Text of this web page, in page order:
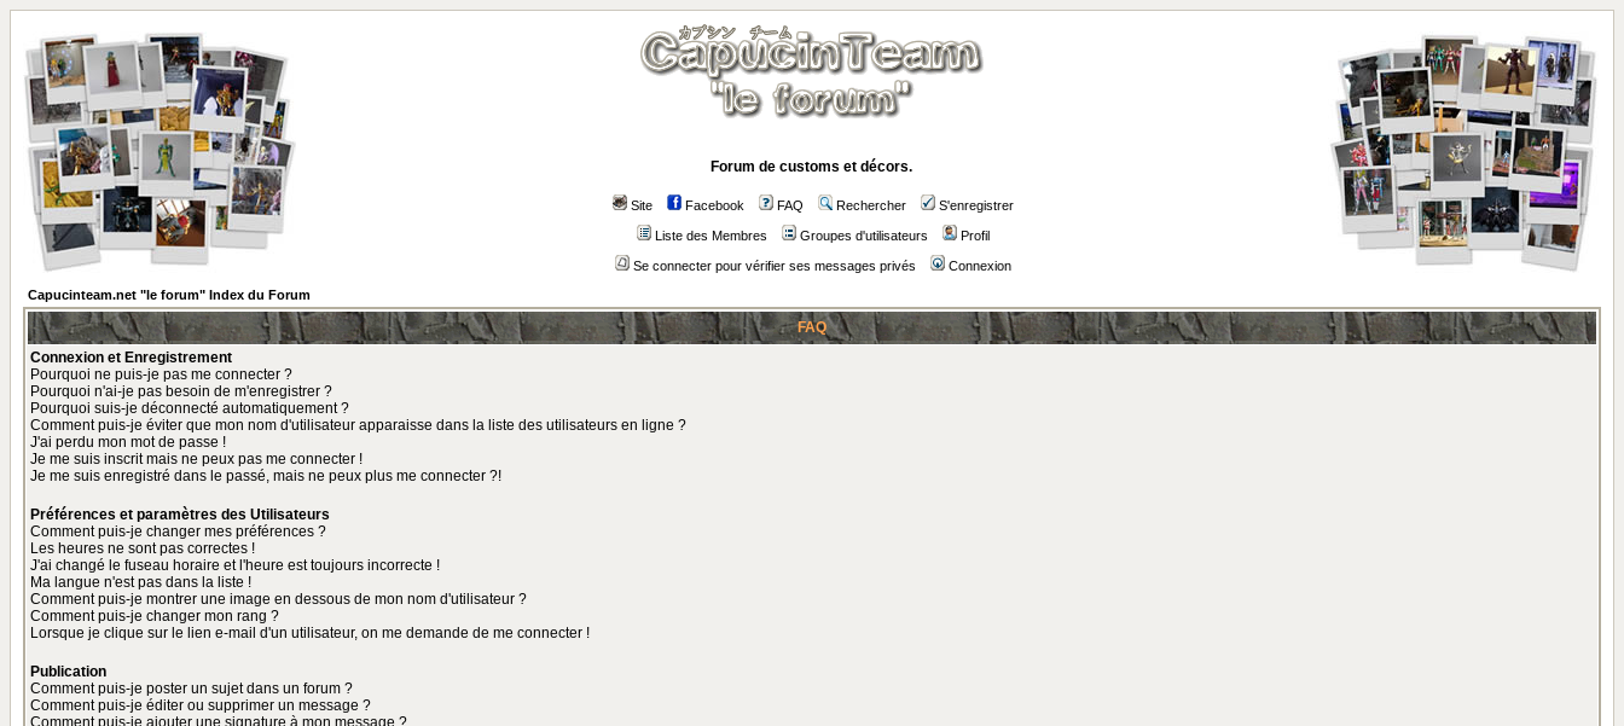
Forum de customs et décors.
Site Facebook FAQ Rechercher S'enregistrer
Liste des Membres Groupes d'utilisateurs Profil
Se connecter pour vérifier ses messages privés
Connexion
Capucinteam.net "le forum" Index du Forum
FAQ
Connexion et Enregistrement
Pourquoi ne puis-je pas me connecter ?
Pourquoi n'ai-je pas besoin de m'enregistrer ?
Pourquoi suis-je déconnecté automatiquement ?
Comment puis-je éviter que mon nom d'utilisateur apparaisse dans la liste des utilisateurs en ligne ?
J'ai perdu mon mot de passe !
Je me suis inscrit mais ne peux pas me connecter !
Je me suis enregistré dans le passé, mais ne peux plus me connecter ?!
Préférences et paramètres des Utilisateurs
Comment puis-je changer mes préférences ?
Les heures ne sont pas correctes !
J'ai changé le fuseau horaire et l'heure est toujours incorrecte !
Ma langue n'est pas dans la liste !
Comment puis-je montrer une image en dessous de mon nom d'utilisateur ?
Comment puis-je changer mon rang ?
Lorsque je clique sur le lien e-mail d'un utilisateur, on me demande de me connecter !
Publication
Comment puis-je poster un sujet dans un forum ?
Comment puis-je éditer ou supprimer un message ?
Comment puis-je ajouter une signature à mon message ?